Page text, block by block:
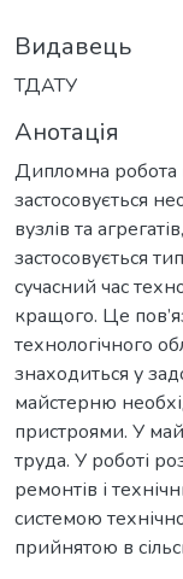
Видавець
ТДАТУ
Анотація
Дипломна робота
застосовується
вузлів та
застосовується
сучасний час
кращого. Це
технологічного
знаходиться у
майстерню
пристроями. У
труда. У роботі
ремонтів і
системою
прийнятою в